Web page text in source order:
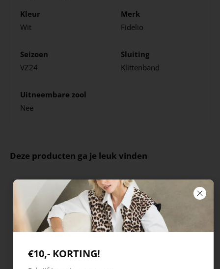
Kleur
Wit
Merk
Fidelio
Seizoen
VZ24
Sluiting
Klittenband
Uitneembare zool
Nee
Deze producten ga je leuk vinden
€10,- KORTING!